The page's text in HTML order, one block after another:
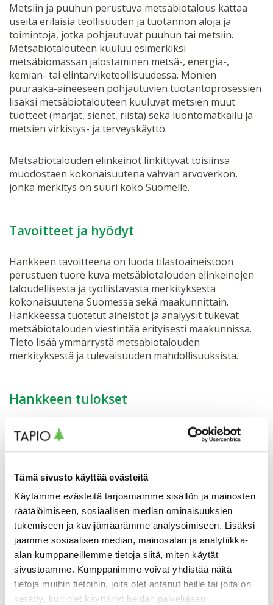
Tämä sivusto käyttää evästeitä
Käytämme evästeitä tarjoamamme sisällön ja mainosten
räätälöimiseen, sosiaalisen median ominaisuuksien
tukemiseen ja kävijämäärämme analysoimiseen. Lisäksi
jaamme sosiaalisen median, mainosalan ja analytiikka-
alan kumppaneillemme tietoja siitä, miten käytät
sivustoamme. Kumppanimme voivat yhdistää näitä
tietoja muihin tietoihin, joita olet antanut heille tai joita on
kerätty, kun olet käyttänyt heidän palvelujaan.
Metsiin ja puuhun perustuva metsäbiotalous kattaa
useita erilaisia teollisuuden ja tuotannon aloja ja
toimintoja, jotka pohjautuvat puuhun tai metsiin.
Metsäbiotalouteen kuuluu esimerkiksi
metsäbiomassan jalostaminen metsä-, energia-,
kemian- tai elintarviketeollisuudessa. Monien
puuraaka-aineeseen pohjautuvien tuotantoprosessien
lisäksi metsäbiotalouteen kuuluvat metsien muut
tuotteet (marjat, sienet, riista) sekä luontomatkailu ja
metsien virkistys- ja terveyskäyttö.
Metsäbiotalouden elinkeinot linkittyvät toisiinsa
muodostaen kokonaisuutena vahvan arvoverkon,
jonka merkitys on suuri koko Suomelle.
Tavoitteet ja hyödyt
Hankkeen tavoitteena on luoda tilastoaineistoon
perustuen tuore kuva metsäbiotalouden elinkeinojen
taloudellisesta ja työllistävästä merkityksestä
kokonaisuutena Suomessa sekä maakunnittain.
Hankkeessa tuotetut aineistot ja analyysit tukevat
metsäbiotalouden viestintää erityisesti maakunnissa.
Tieto lisää ymmärrystä metsäbiotalouden
merkityksestä ja tulevaisuuden mahdollisuuksista.
Hankkeen tulokset
Tuoreet tulokset julkaistiin vuonna 2024
Metsäbiotalouden arvoketjut
verkkosivuilla, ja
verkkosivulle.
Biotalouden ja metsäbiotalouden
määritelmä
Biotaloudella tarkoitetaan taloutta, joka käyttää
uusiutuvia luonnonvaroja ravinnon, energian,
tuotteiden ja palvelujen tuottamiseen.